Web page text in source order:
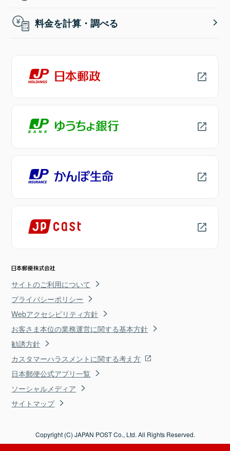
料金を計算・調べる
サイトのご利用について
プライバシーポリシー
Webアクセシビリティ方針
お客さま本位の業務運営に関する基本方針
勧誘方針
カスタマーハラスメントに関する考え方
日本郵便公式アプリ一覧
ソーシャルメディア
サイトマップ
Copyright (C) JAPAN POST Co., Ltd. All Rights Reserved.